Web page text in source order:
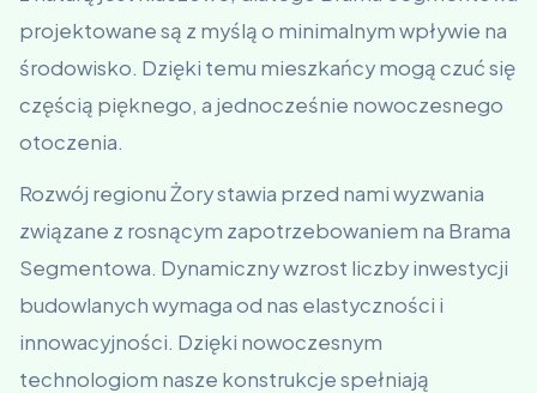
projektowane są z myślą o minimalnym wpływie na
środowisko. Dzięki temu mieszkańcy mogą czuć się
częścią pięknego, a jednocześnie nowoczesnego
otoczenia.
Rozwój regionu Żory stawia przed nami wyzwania
związane z rosnącym zapotrzebowaniem na Brama
Segmentowa. Dynamiczny wzrost liczby inwestycji
budowlanych wymaga od nas elastyczności i
innowacyjności. Dzięki nowoczesnym
technologiom nasze konstrukcje spełniają